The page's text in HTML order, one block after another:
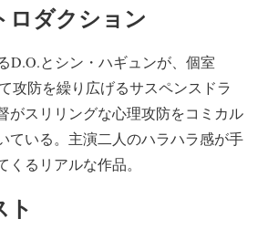
ロダクション
D.O.とシン・ハギュンが、個室
攻防を繰り広げるサスペンスドラ
がスリリングな心理攻防をコミカル
ている。主演二人のハラハラ感が手
るリアルな作品。
ト